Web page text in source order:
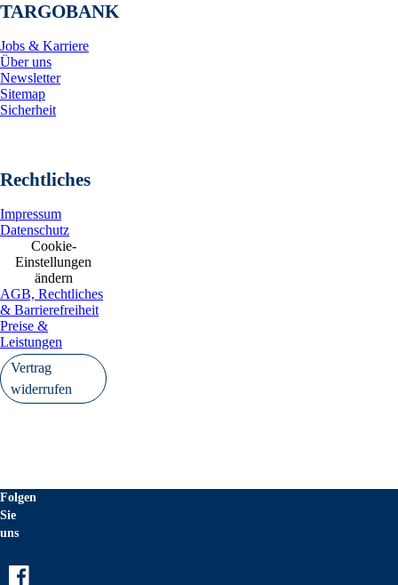
TARGOBANK
Jobs & Karriere
Über uns
Newsletter
Sitemap
Sicherheit
Rechtliches
Impressum
Datenschutz
Cookie-
Einstellungen
ändern
AGB, Rechtliches
& Barrierefreiheit
Preise &
Leistungen
Vertrag
widerrufen
Folgen
Sie
uns